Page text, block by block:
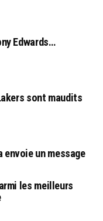
Edwards…
sont maudits
envoie un message
les meilleurs